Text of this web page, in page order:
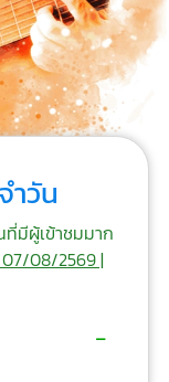
วัน
มีผู้เข้าชมมาก
08/2569 |
-